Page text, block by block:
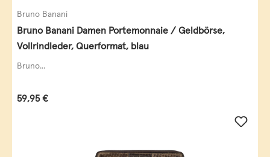
Bruno Banani
Bruno Banani Damen Portemonnaie / Geldbörse,
Vollrindleder, Querformat, blau
Bruno...
Regulärer Preis:
59,95 €